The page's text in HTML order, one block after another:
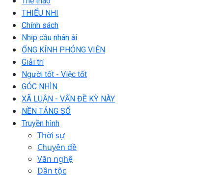
THIẾU NHI
Chính sách
Nhịp cầu nhân ái
ỐNG KÍNH PHÓNG VIÊN
Giải trí
Người tốt - Việc tốt
GÓC NHÌN
XÃ LUẬN - VẤN ĐỀ KỲ NÀY
NỀN TẢNG SỐ
Truyền hình
Thời sự
Chuyên đề
Văn nghệ
Dân tộc